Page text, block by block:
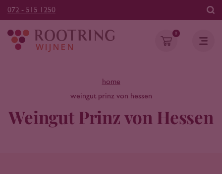
072 - 515 1250
0
home
weingut prinz von hessen
Weingut Prinz von Hessen